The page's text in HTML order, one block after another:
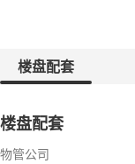
楼盘配套
楼盘配套
物管公司